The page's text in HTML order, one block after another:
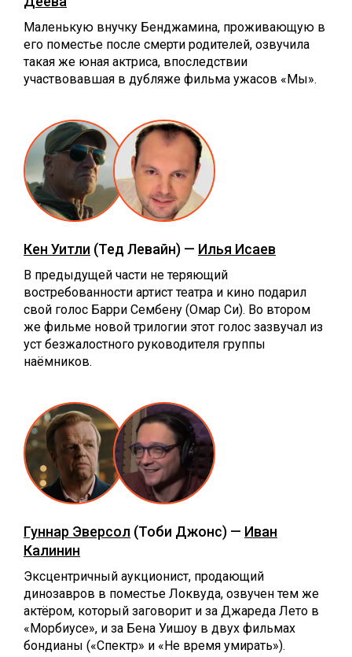
Маленькую внучку Бенджамина, проживающую в
его поместье после смерти родителей, озвучила
такая же юная актриса, впоследствии
участвовавшая в дубляже фильма ужасов «Мы».
Кен Уитли (Тед Левайн) — Илья Исаев
В предыдущей части не теряющий
востребованности артист театра и кино подарил
свой голос Барри Сембену (Омар Си). Во втором
же фильме новой трилогии этот голос зазвучал из
уст безжалостного руководителя группы
наёмников.
Гуннар Эверсол (Тоби Джонс) — Иван
Калинин
Эксцентричный аукционист, продающий
динозавров в поместье Локвуда, озвучен тем же
актёром, который заговорит и за Джареда Лето в
«Морбиусе», и за Бена Уишоу в двух фильмах
бондианы («Спектр» и «Не время умирать»).